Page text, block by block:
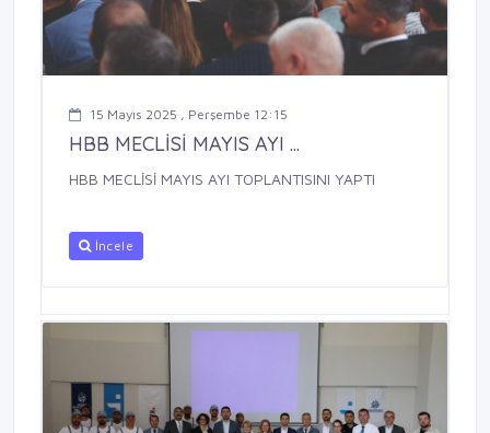
15 Mayıs 2025 , Perşembe 12:15
HBB MECLİSİ MAYIS AYI ...
HBB MECLİSİ MAYIS AYI TOPLANTISINI YAPTI
İncele